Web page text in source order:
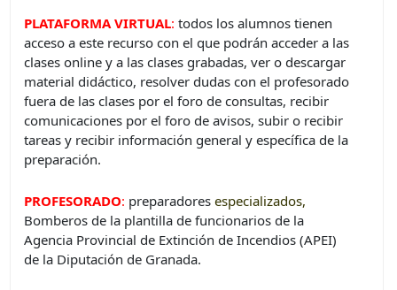
PLATAFORMA VIRTUAL: todos los alumnos tienen
acceso a este recurso con el que podrán acceder a las
clases online y a las clases grabadas, ver o descargar
material didáctico, resolver dudas con el profesorado
fuera de las clases por el foro de consultas, recibir
comunicaciones por el foro de avisos, subir o recibir
tareas y recibir información general y específica de la
preparación.
PROFESORADO: preparadoresespecializados,
Bomberos de la plantilla de funcionarios de la
Agencia Provincial de Extinción de Incendios (APEI)
de la Diputación de Granada.